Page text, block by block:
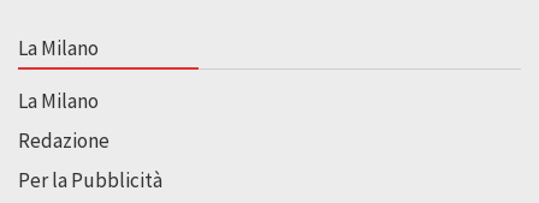
La Milano
La Milano
Redazione
Per la Pubblicità